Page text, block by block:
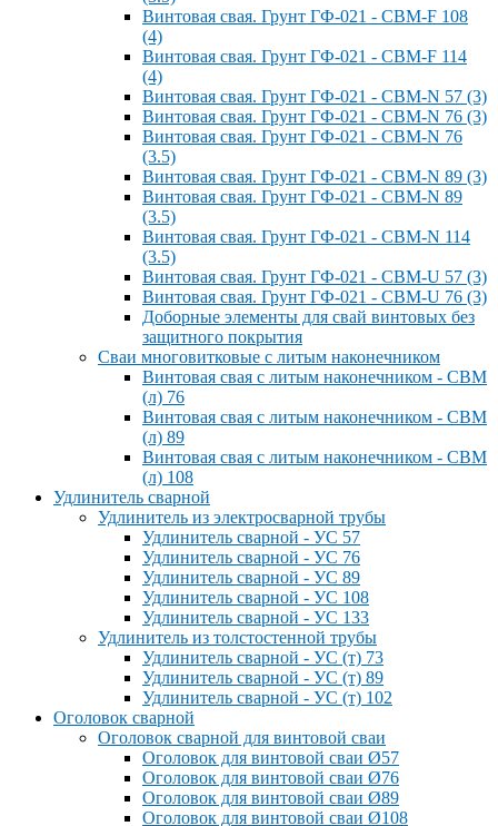
Винтовая свая. Грунт ГФ-021 - СВМ-F 108
(4)
Винтовая свая. Грунт ГФ-021 - СВМ-F 114
(4)
Винтовая свая. Грунт ГФ-021 - СВМ-N 57 (3)
Винтовая свая. Грунт ГФ-021 - СВМ-N 76 (3)
Винтовая свая. Грунт ГФ-021 - СВМ-N 76
(3.5)
Винтовая свая. Грунт ГФ-021 - СВМ-N 89 (3)
Винтовая свая. Грунт ГФ-021 - СВМ-N 89
(3.5)
Винтовая свая. Грунт ГФ-021 - СВМ-N 114
(3.5)
Винтовая свая. Грунт ГФ-021 - СВМ-U 57 (3)
Винтовая свая. Грунт ГФ-021 - СВМ-U 76 (3)
Доборные элементы для свай винтовых без
защитного покрытия
Сваи многовитковые с литым наконечником
Винтовая свая с литым наконечником - СВМ
(л) 76
Винтовая свая с литым наконечником - СВМ
(л) 89
Винтовая свая с литым наконечником - СВМ
(л) 108
Удлинитель сварной
Удлинитель из электросварной трубы
Удлинитель сварной - УС 57
Удлинитель сварной - УС 76
Удлинитель сварной - УС 89
Удлинитель сварной - УС 108
Удлинитель сварной - УС 133
Удлинитель из толстостенной трубы
Удлинитель сварной - УС (т) 73
Удлинитель сварной - УС (т) 89
Удлинитель сварной - УС (т) 102
Оголовок сварной
Оголовок сварной для винтовой сваи
Оголовок для винтовой сваи Ø57
Оголовок для винтовой сваи Ø76
Оголовок для винтовой сваи Ø89
Оголовок для винтовой сваи Ø108